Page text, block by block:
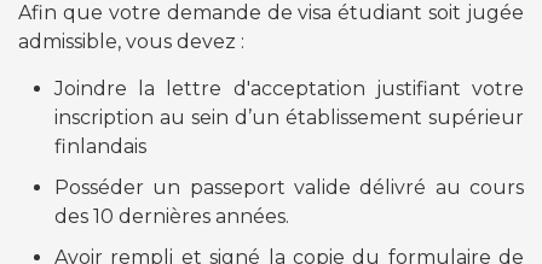
Afin que votre demande de visa étudiant soit jugée
admissible, vous devez :
Joindre la lettre d'acceptation justifiant votre
inscription au sein d’un établissement supérieur
finlandais
Posséder un passeport valide délivré au cours
des 10 dernières années.
Avoir rempli et signé la copie du formulaire de